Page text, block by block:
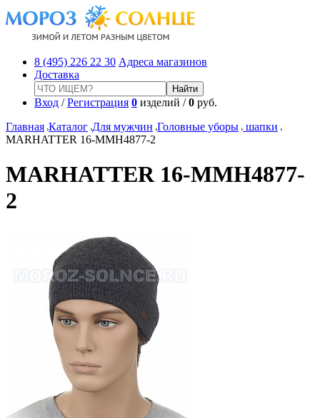
8 (495) 226 22 30 Адреса магазинов
Доставка
Вход /Регистрация 0 изделий /0 руб.
Главная Каталог Для мужчин Головные уборы шапки
MARHATTER 16-MMH4877-2
MARHATTER 16-MMH4877-
2